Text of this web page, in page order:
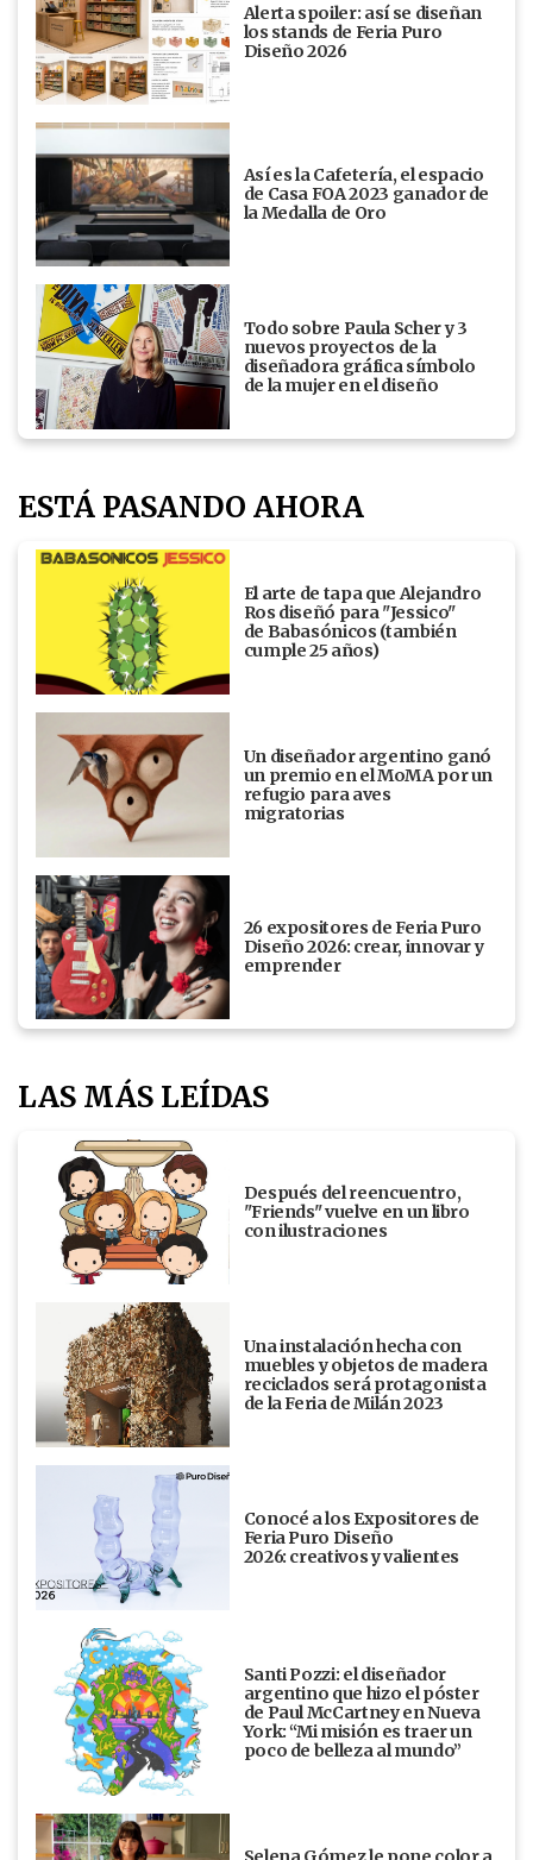
Alerta spoiler: así se diseñan
los stands de Feria Puro
Diseño 2026
Así es la Cafetería, el espacio
de Casa FOA 2023 ganador de
la Medalla de Oro
Todo sobre Paula Scher y 3
nuevos proyectos de la
diseñadora gráfica símbolo
de la mujer en el diseño
ESTÁ PASANDO AHORA
El arte de tapa que Alejandro
Ros diseñó para "Jessico"
de Babasónicos (también
cumple 25 años)
Un diseñador argentino ganó
un premio en el MoMA por un
refugio para aves
migratorias
26 expositores de Feria Puro
Diseño 2026: crear, innovar y
emprender
LAS MÁS LEÍDAS
Después del reencuentro,
"Friends" vuelve en un libro
con ilustraciones
Una instalación hecha con
muebles y objetos de madera
reciclados será protagonista
de la Feria de Milán 2023
Conocé a los Expositores de
Feria Puro Diseño
2026: creativos y valientes
Santi Pozzi: el diseñador
argentino que hizo el póster
de Paul McCartney en Nueva
York: “Mi misión es traer un
poco de belleza al mundo”